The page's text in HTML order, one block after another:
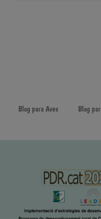
Blog para Aves Blog